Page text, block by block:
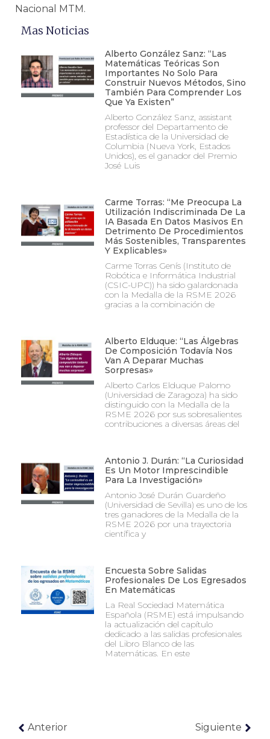
Nacional MTM.
Mas Noticias
Alberto González Sanz: “Las
Matemáticas Teóricas Son
Importantes No Solo Para
Construir Nuevos Métodos, Sino
También Para Comprender Los
Que Ya Existen”
Alberto González Sanz, assistant
professor del Departamento de
Estadística de la Universidad de
Columbia (Nueva York, Estados
Unidos), es el ganador del Premio
José Luis
Carme Torras: “Me Preocupa La
Utilización Indiscriminada De La
IA Basada En Datos Masivos En
Detrimento De Procedimientos
Más Sostenibles, Transparentes
Y Explicables»
Carme Torras Genís (Instituto de
Robótica e Informática Industrial
(CSIC-UPC)) ha sido galardonada
con la Medalla de la RSME 2026
gracias a la combinación de
Alberto Elduque: “Las Álgebras
De Composición Todavía Nos
Van A Deparar Muchas
Sorpresas»
Alberto Carlos Elduque Palomo
(Universidad de Zaragoza) ha sido
distinguido con la Medalla de la
RSME 2026 por sus sobresalientes
contribuciones a diversas áreas del
Antonio J. Durán: “La Curiosidad
Es Un Motor Imprescindible
Para La Investigación»
Antonio José Durán Guardeño
(Universidad de Sevilla) es uno de los
tres ganadores de la Medalla de la
RSME 2026 por una trayectoria
científica y
Encuesta Sobre Salidas
Profesionales De Los Egresados
En Matemáticas
La Real Sociedad Matemática
Española (RSME) está impulsando
la actualización del capítulo
dedicado a las salidas profesionales
del Libro Blanco de las
Matemáticas. En este
Anterior Siguiente